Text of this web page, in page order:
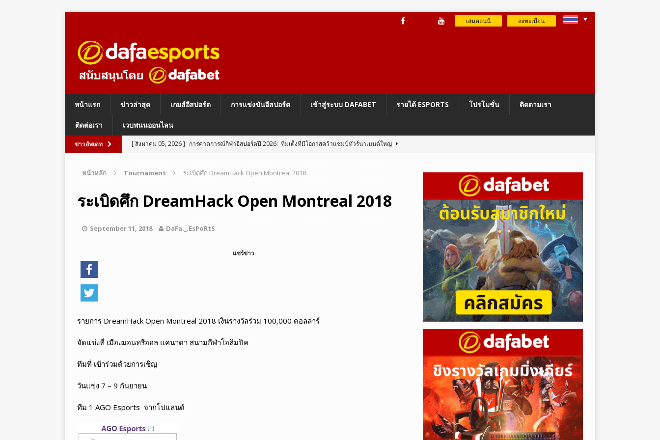
เล่นตอนนี ลงทะเบียน
หน้าแรก ข่าวล่าสุด เกมส์อีสปอร์ต การแข่งขันอีสปอร์ต เข้าสู่ระบบ DAFABET รายได้ ESPORTS โปรโมชั่น ติดตามเรา
ติดต่อเรา เวบพนนออนไลน
ข่าวอัพเดท [ สิงหาคม 05, 2026 ] การคาดการณ์กีฬาอีสปอร์ตปี 2026: ทีมเต็งที่มีโอกาสคว้าแชมป์ทัวร์นาเมนต์ใหญ่
[ สิงหาคม 05, 2026 ] อีสปอร์ต ระบบป้องกันการโกง Vanguard On-Demand ของ Riot
LEGENDS
อีสปอร์ต PUBG Mobile 4.5 เปลี่ยนโฉม Erangel เป็นโลกแห่งนารูโตะ
[ สิงหาคม 05, 2026 ]
อีสปอร์ต League of Legends Wild Rift เผยข้อมูลแพตช์ 7.2
หน้าหลัก Tournament ระเบิดศึก DreamHack Open Montreal 2018
ระเบิดศึก DreamHack Open Montreal 2018
September 11, 2018 DaFa._.EsPoRtS
แชร์ข่าว
รายการ DreamHack Open Montreal 2018 เงินรางวัลร่วม 100,000 ดอลล่าร์
จัดแข่งที่ เมืองมอนทรีออล แคนาดา สนามกีฬาโอลิมปิค
ทีมที่ เข้าร่วมด้วยการเชิญ
วันแข่ง 7 – 9 กันยายน
ทีม 1 AGO Esports จากโปแลนด์